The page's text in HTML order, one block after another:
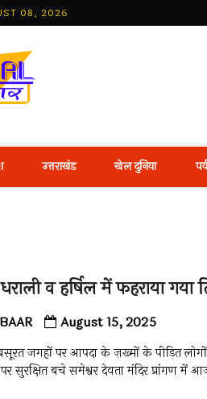
08, 2026
Best
उत्तराखंड खेल दुनिया
व हर्षिल में फहराया गया
August 15, 2025
जगहों पर आपदा के ज़ख्मों के पीड़ित
सुरक्षित बचे समेश्वर देवता मंदिर प्रांगण में